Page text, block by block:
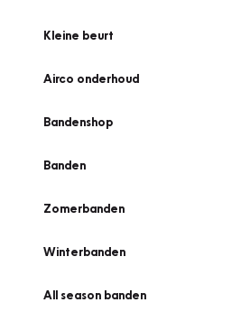
Kleine beurt
Airco onderhoud
Bandenshop
Banden
Zomerbanden
Winterbanden
All season banden